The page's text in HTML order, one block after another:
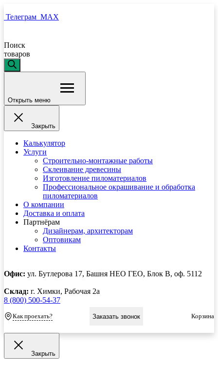
Телеграм MAX
Поиск
товаров
Открыть меню
Закрыть
Калькулятор
Услуги
Строительно-монтажные работы
Склеивание древесины
Изготовление пиломатериалов
Профессиональное окрашивание и обработка
пиломатериалов
О компании
Доставка и оплата
Партнёрам
Дизайнерам, архитекторам
Оптовикам
Контакты
Офис: ул. Бутлерова 17, Башня НЕО ГЕО, Блок В, оф. 5112
Склад: г. Химки, Рабочая 2а
8 (800) 500-54-37
Как проехать? Заказать звонок Корзина
Закрыть